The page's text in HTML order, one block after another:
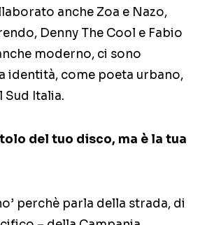
anche Zoa e Nazo,
Denny The Cool e Fabio
moderno, ci sono
identità, come poeta urbano,
Sud Italia.
del tuo disco, ma è la tua
perchè parla della strada, di